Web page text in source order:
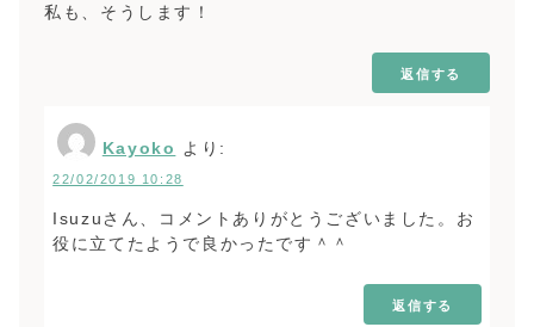
私も、そうします！
返信する
Kayoko より:
22/02/2019 10:28
Isuzuさん、コメントありがとうございました。お
役に立てたようで良かったです＾＾
返信する